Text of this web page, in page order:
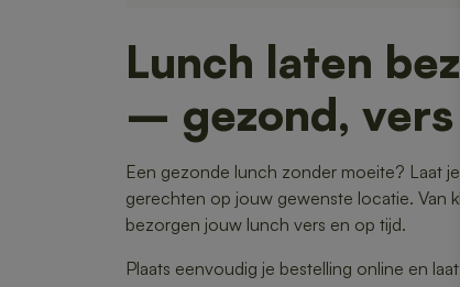
Lunch laten
– gezond,
Een gezonde lunch zonder moeite? Laat
gerechten op jouw gewenste locatie. Van
bezorgen jouw lunch vers en op tijd.
Plaats eenvoudig je bestelling online en